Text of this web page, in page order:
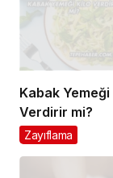
Kabak Yemeği
Verdirir mi?
Zayıflama